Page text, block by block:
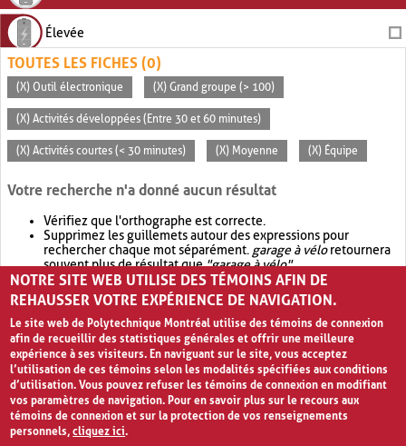
Élevée
TOUTES LES FICHES (0)
(X) Outil électronique (X) Grand groupe (> 100)
(X) Activités développées (Entre 30 et 60 minutes)
(X) Activités courtes (< 30 minutes) (X) Moyenne (X) Équipe
Votre recherche n'a donné aucun résultat
Vérifiez que l'orthographe est correcte.
Supprimez les guillemets autour des expressions pour
rechercher chaque mot séparément. garage à véloretournera
souvent plus de résultat que"garage à vélo".
Envisagez d'élargir votre recherche avec OR.garage OR vélo
retournera souvent plus de résultat quegarage à vélo
NOTRE SITE WEB UTILISE DES TÉMOINS AFIN DE
REHAUSSER VOTRE EXPÉRIENCE DE NAVIGATION.
Le site web de Polytechnique Montréal utilise des témoins de connexion
afin de recueillir des statistiques générales et offrir une meilleure
expérience à ses visiteurs. En naviguant sur le site, vous acceptez
l’utilisation de ces témoins selon les modalités spécifiées aux conditions
d’utilisation. Vous pouvez refuser les témoins de connexion en modifiant
vos paramètres de navigation. Pour en savoir plus sur le recours aux
témoins de connexion et sur la protection de vos renseignements
personnels,cliquez ici.